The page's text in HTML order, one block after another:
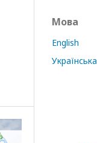
Мова
English
Українська